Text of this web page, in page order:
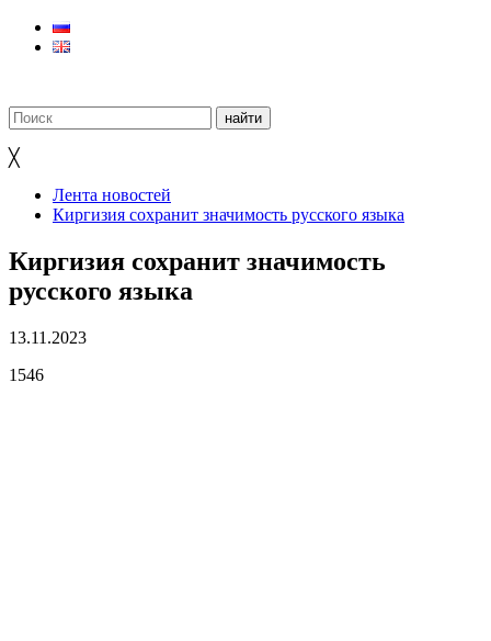
╳
Лента новостей
Киргизия сохранит значимость русского языка
Киргизия сохранит значимость
русского языка
13.11.2023
1546